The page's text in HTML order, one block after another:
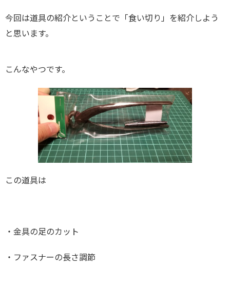
今回は道具の紹介ということで「食い切り」を紹介しよう
と思います。
こんなやつです。
この道具は
・金具の足のカット
・ファスナーの長さ調節